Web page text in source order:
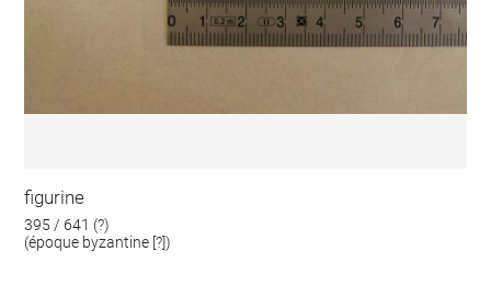
figurine
395 / 641 (?)
(époque byzantine [?])